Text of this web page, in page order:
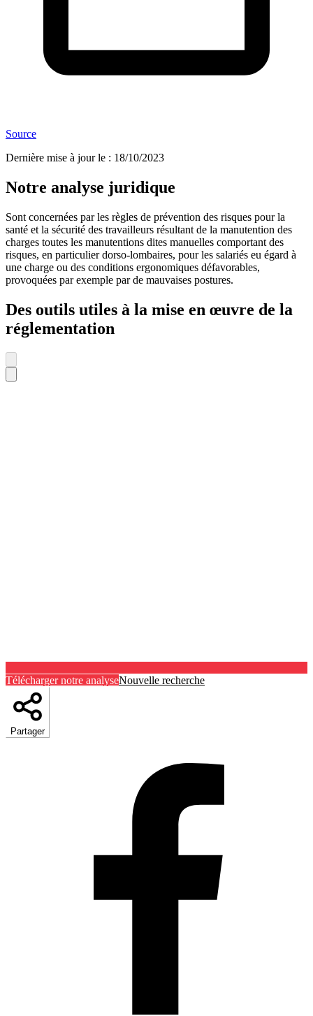
Source
Dernière mise à jour le : 18/10/2023
Notre analyse juridique
Sont concernées par les règles de prévention des risques pour la
santé et la sécurité des travailleurs résultant de la manutention des
charges toutes les manutentions dites manuelles comportant des
risques, en particulier dorso-lombaires, pour les salariés eu égard à
une charge ou des conditions ergonomiques défavorables,
provoquées par exemple par de mauvaises postures.
Des outils utiles à la mise en œuvre de la
réglementation
Télécharger notre analyseNouvelle recherche
Partager